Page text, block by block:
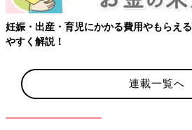
妊娠・出産・育児にかかる費用やもらえ
やすく解説！
連載一覧へ